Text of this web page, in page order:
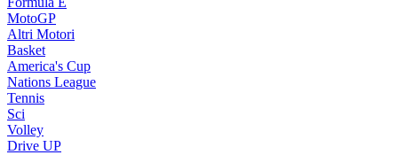
MotoGP
Altri Motori
Basket
America's Cup
Nations League
Tennis
Sci
Volley
Drive UP